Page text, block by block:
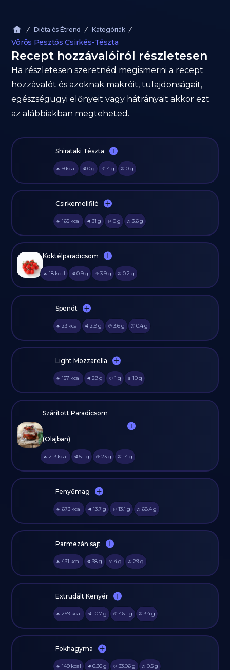
Diéta és Étrend Kategóriák
Vörös Pesztós Csirkés-Tészta
Recept hozzávalóiról részletesen
Ha részletesen szeretnéd megismerni a recept
hozzávalót és azoknak makróit, tulajdonságait,
egészségügyi előnyeit vagy hátrányait akkor ezt
az alábbiakban megteheted.
Shirataki Tészta
🔥 9 kcal 🥩 0g 🥔 4g 🫒 0g
Csirkemellfilé
🔥 165 kcal 🥩 31 g 🥔 0g 🫒 3.6g
Koktélparadicsom
🔥 18 kcal 🥩 0.9g 🥔 3.9g 🫒 0.2 g
Spenót
🔥 23 kcal 🥩 2.9g 🥔 3.6g 🫒 0.4g
Light Mozzarella
🔥 157 kcal 🥩 29g 🥔 1 g 🫒 10g
Szárított Paradicsom
(Olajban)
🔥 213 kcal 🥩 5.1 g 🥔 23g 🫒 14g
Fenyőmag
🔥 673 kcal 🥩 13.7 g 🥔 13.1 g 🫒 68.4g
Parmezán sajt
🔥 431 kcal 🥩 38g 🥔 4g 🫒 29g
Extrudált Kenyér
🔥 259 kcal 🥩 10.7 g 🥔 46.1 g 🫒 3.4g
Fokhagyma
🔥 149 kcal 🥩 6.36g 🥔 33.06g 🫒 0.5g